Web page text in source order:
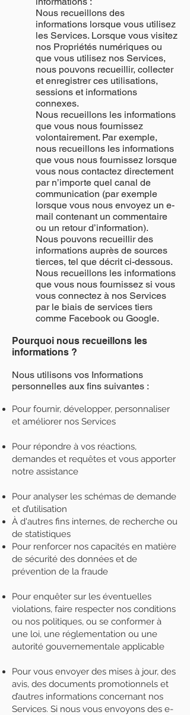
Nous recueillons des
informations lorsque vous utilisez
les Services. Lorsque vous visitez
nos Propriétés numériques ou
que vous utilisez nos Services,
nous pouvons recueillir, collecter
et enregistrer ces utilisations,
sessions et informations
connexes.
Nous recueillons les informations
que vous nous fournissez
volontairement. Par exemple,
nous recueillons les informations
que vous nous fournissez lorsque
vous nous contactez directement
par n’importe quel canal de
communication (par exemple
lorsque vous nous envoyez un e-
mail contenant un commentaire
ou un retour d’information).
Nous pouvons recueillir des
informations auprès de sources
tierces, tel que décrit ci-dessous.
Nous recueillons les informations
que vous nous fournissez si vous
vous connectez à nos Services
par le biais de services tiers
comme Facebook ou Google.
Pourquoi nous recueillons les
informations ?
Nous utilisons vos Informations
personnelles aux fins suivantes :
Pour fournir, développer, personnaliser
et améliorer nos Services
Pour répondre à vos réactions,
demandes et requêtes et vous apporter
notre assistance
Pour analyser les schémas de demande
et d’utilisation
À d'autres fins internes, de recherche ou
de statistiques
Pour renforcer nos capacités en matière
de sécurité des données et de
prévention de la fraude
Pour enquêter sur les éventuelles
violations, faire respecter nos conditions
ou nos politiques, ou se conformer à
une loi, une réglementation ou une
autorité gouvernementale applicable
Pour vous envoyer des mises à jour, des
avis, des documents promotionnels et
d’autres informations concernant nos
Services. Si nous vous envoyons des e-